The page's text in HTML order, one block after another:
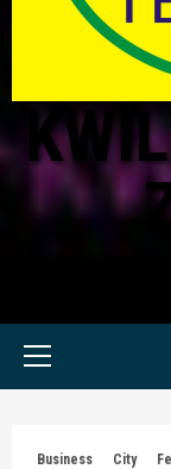
Primary
Business City